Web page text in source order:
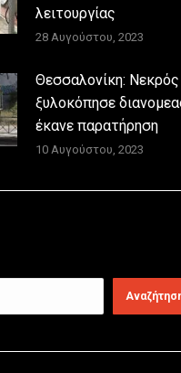
λειτουργίας
28 Αυγούστου, 2023
Θεσσαλονίκη:
ξυλοκόπησε
έκανε παρατήρηση
10 Αυγούστου, 2023